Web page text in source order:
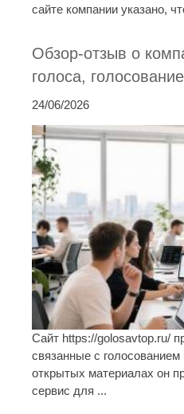
сайте компании указано,
Обзор-отзыв о
голоса, голосование
24/06/2026
Сайт https://golosavtop.ru/
связанные с
открытых материалах он
сервис для ...